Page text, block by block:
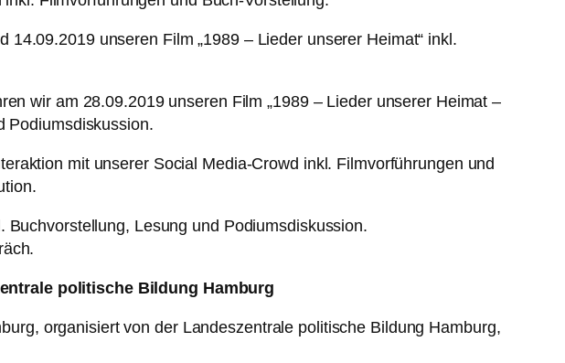
unseren Film „1989 – Lieder unserer Heimat“ inkl.
wir am 28.09.2019 unseren Film „1989 – Lieder unserer Heimat –
Podiumsdiskussion.
mit unserer Social Media-Crowd inkl. Filmvorführungen und
Lesung und Podiumsdiskussion.
politische Bildung Hamburg
organisiert von der Landeszentrale politische Bildung Hamburg,